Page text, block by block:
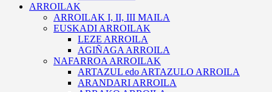
ARROILAK
ARROILAK I, II, III MAILA
EUSKADI ARROILAK
LEZE ARROILA
AGIÑAGA ARROILA
NAFARROA ARROILAK
ARTAZUL edo ARTAZULO ARROILA
ARANDARI ARROILA